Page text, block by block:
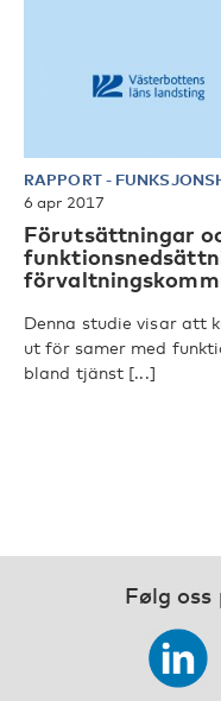
RAPPORT-
6 apr 2017
Förutsättningar
Denna studie visar att
ut för samer med
bland tjänst [...]
Følg oss